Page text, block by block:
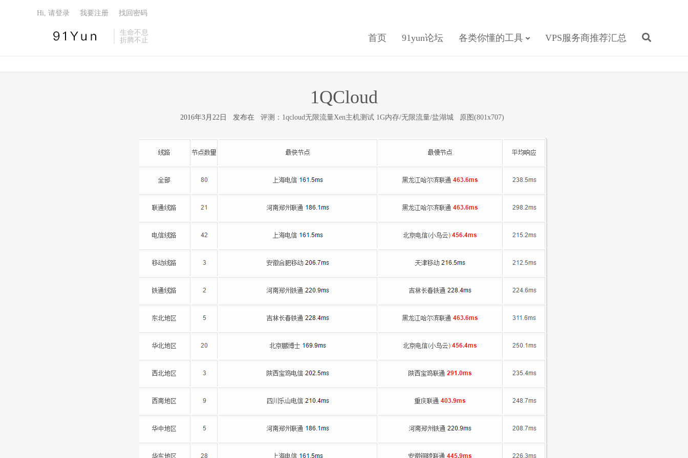
生命不息
折腾不止
首页 91yun论坛 各类你懂的工具 VPS服务商推荐汇总
Hi, 请登录 我要注册 找回密码
1QCloud
2016年3月22日 发布在 评测：1qcloud无限流量Xen主机测试 1G内存/无限流量/盐湖城 原图(801x707)